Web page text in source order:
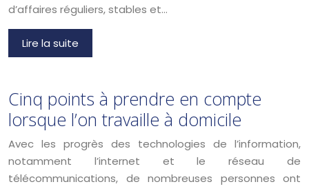
d’affaires réguliers, stables et…
Lire la suite
Cinq points à prendre en compte
lorsque l’on travaille à domicile
Avec les progrès des technologies de l’information,
notamment l’internet et le réseau de
télécommunications, de nombreuses personnes ont